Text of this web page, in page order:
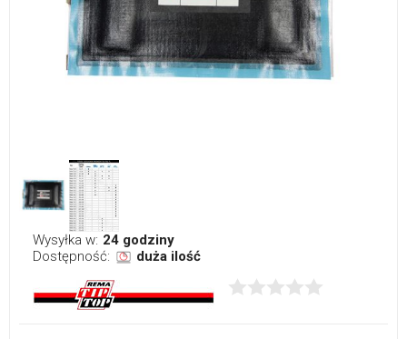
Wysyłka w: 24 godziny
Dostępność:
duża ilość